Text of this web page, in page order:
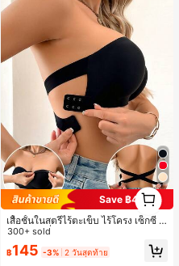
Save ฿4
เสื้อชั้นในสตรีไร้ตะเข็บ ไร้โครง เซ็กซี่ ด้
านข้างไม่ลื่น แผ่นรองถอดได้ ลายไขว้ห
ลัง ไร้สาย สบายตลอดวัน
300+ sold
฿145 -3% 2 วันสุดท้าย
1
1